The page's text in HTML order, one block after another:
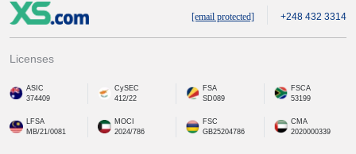
[email protected] +248 432 3314
Licenses
ASIC
374409
CySEC
412/22
FSA
SD089
FSCA
53199
LFSA
MB/21/0081
MOCI
2024/786
FSC
GB25204786
CMA
2020000339